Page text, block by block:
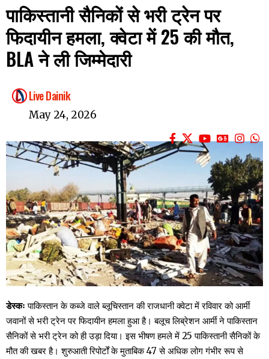
पाकिस्तानी सैनिकों से भरी ट्रेन पर
फिदायीन हमला, क्वेटा में 25 की मौत,
BLA ने ली जिम्मेदारी
Live Dainik
May 24, 2026
डेस्कः पाकिस्तान के कब्जे वाले ब्लूचिस्तान की राजधानी क्वेटा में रविवार को आर्मी
जवानों से भरी ट्रेन पर फिदायीन हमला हुआ है। बलूच लिब्रेशन आर्मी ने पाकिस्तान
सैनिकों से भरी ट्रेन को ही उड़ा दिया। इस भीषण हमले में 25 पाकिस्तानी सैनिकों के
मौत की खबर है। शुरुआती रिपोर्टों के मुताबिक 47 से अधिक लोग गंभीर रूप से